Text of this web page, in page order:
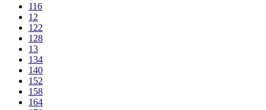
116
12
122
128
13
134
140
152
158
164